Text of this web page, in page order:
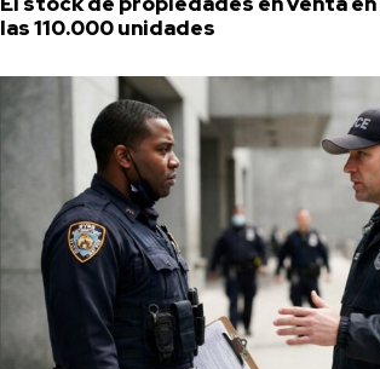
las 110.000 unidades